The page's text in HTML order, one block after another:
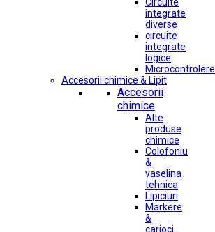
integrate
diverse
circuite
integrate
logice
Microcontrolere
Accesorii chimice & Lipit
Accesorii
chimice
Alte
produse
chimice
Colofoniu
&
vaselina
tehnica
Lipiciuri
Markere
&
carioci